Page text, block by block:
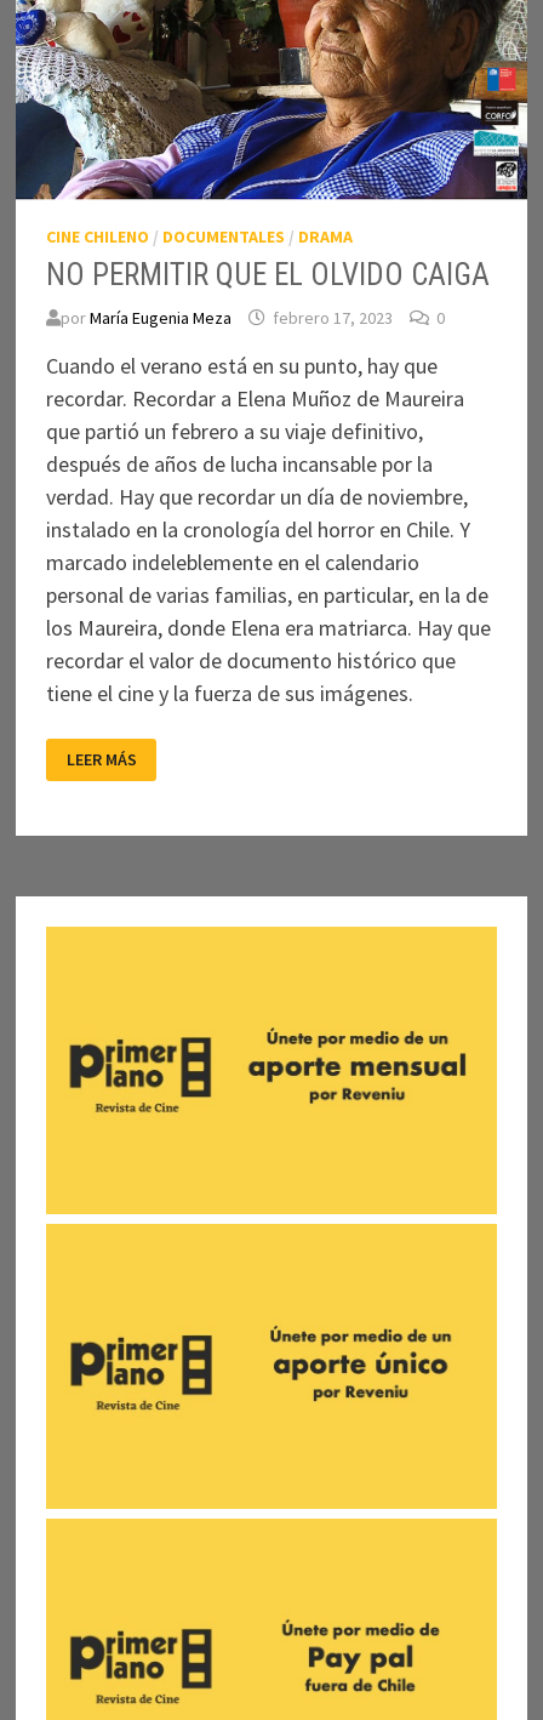
CINE CHILENO / DOCUMENTALES / DRAMA
NO PERMITIR QUE EL OLVIDO CAIGA
porMaría Eugenia Meza febrero 17, 2023 0
Cuando el verano está en su punto, hay que
recordar. Recordar a Elena Muñoz de Maureira
que partió un febrero a su viaje definitivo,
después de años de lucha incansable por la
verdad. Hay que recordar un día de noviembre,
instalado en la cronología del horror en Chile. Y
marcado indeleblemente en el calendario
personal de varias familias, en particular, en la de
los Maureira, donde Elena era matriarca. Hay que
recordar el valor de documento histórico que
tiene el cine y la fuerza de sus imágenes.
PERMITIR
QUE
CAIGA
LEER MÁS